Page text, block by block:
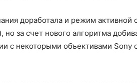
доработала и режим активной
но за счет нового алгоритма
с некоторыми объективами